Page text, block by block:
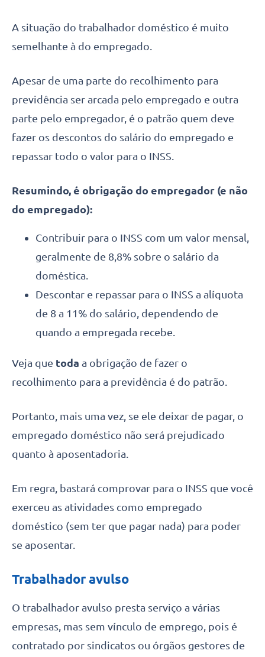
A situação do trabalhador doméstico é muito
semelhante à do empregado.
Apesar de uma parte do recolhimento para
previdência ser arcada pelo empregado e outra
parte pelo empregador, é o patrão quem deve
fazer os descontos do salário do empregado e
repassar todo o valor para o INSS.
Resumindo, é obrigação do empregador (e não
do empregado):
Contribuir para o INSS com um valor mensal,
geralmente de 8,8% sobre o salário da
doméstica.
Descontar e repassar para o INSS a alíquota
de 8 a 11% do salário, dependendo de
quando a empregada recebe.
Veja que toda a obrigação de fazer o
recolhimento para a previdência é do patrão.
Portanto, mais uma vez, se ele deixar de pagar, o
empregado doméstico não será prejudicado
quanto à aposentadoria.
Em regra, bastará comprovar para o INSS que você
exerceu as atividades como empregado
doméstico (sem ter que pagar nada) para poder
se aposentar.
Trabalhador avulso
O trabalhador avulso presta serviço a várias
empresas, mas sem vínculo de emprego, pois é
contratado por sindicatos ou órgãos gestores de